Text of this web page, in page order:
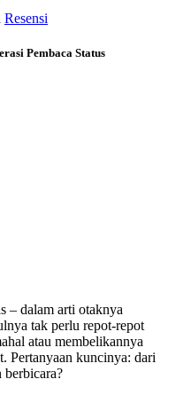
Resensi
Pembaca Status
– dalam arti otaknya
tak perlu repot-repot
atau membelikannya
Pertanyaan kuncinya: dari
berbicara?